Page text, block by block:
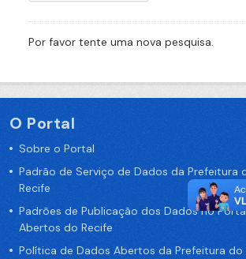
Por favor tente uma nova pesquisa.
O Portal
Sobre o Portal
Padrão de Serviço de Dados da Prefeitura
Recife
Padrões de Publicação dos Dados no
Abertos do Recife
Política de Dados Abertos da Prefeitura do